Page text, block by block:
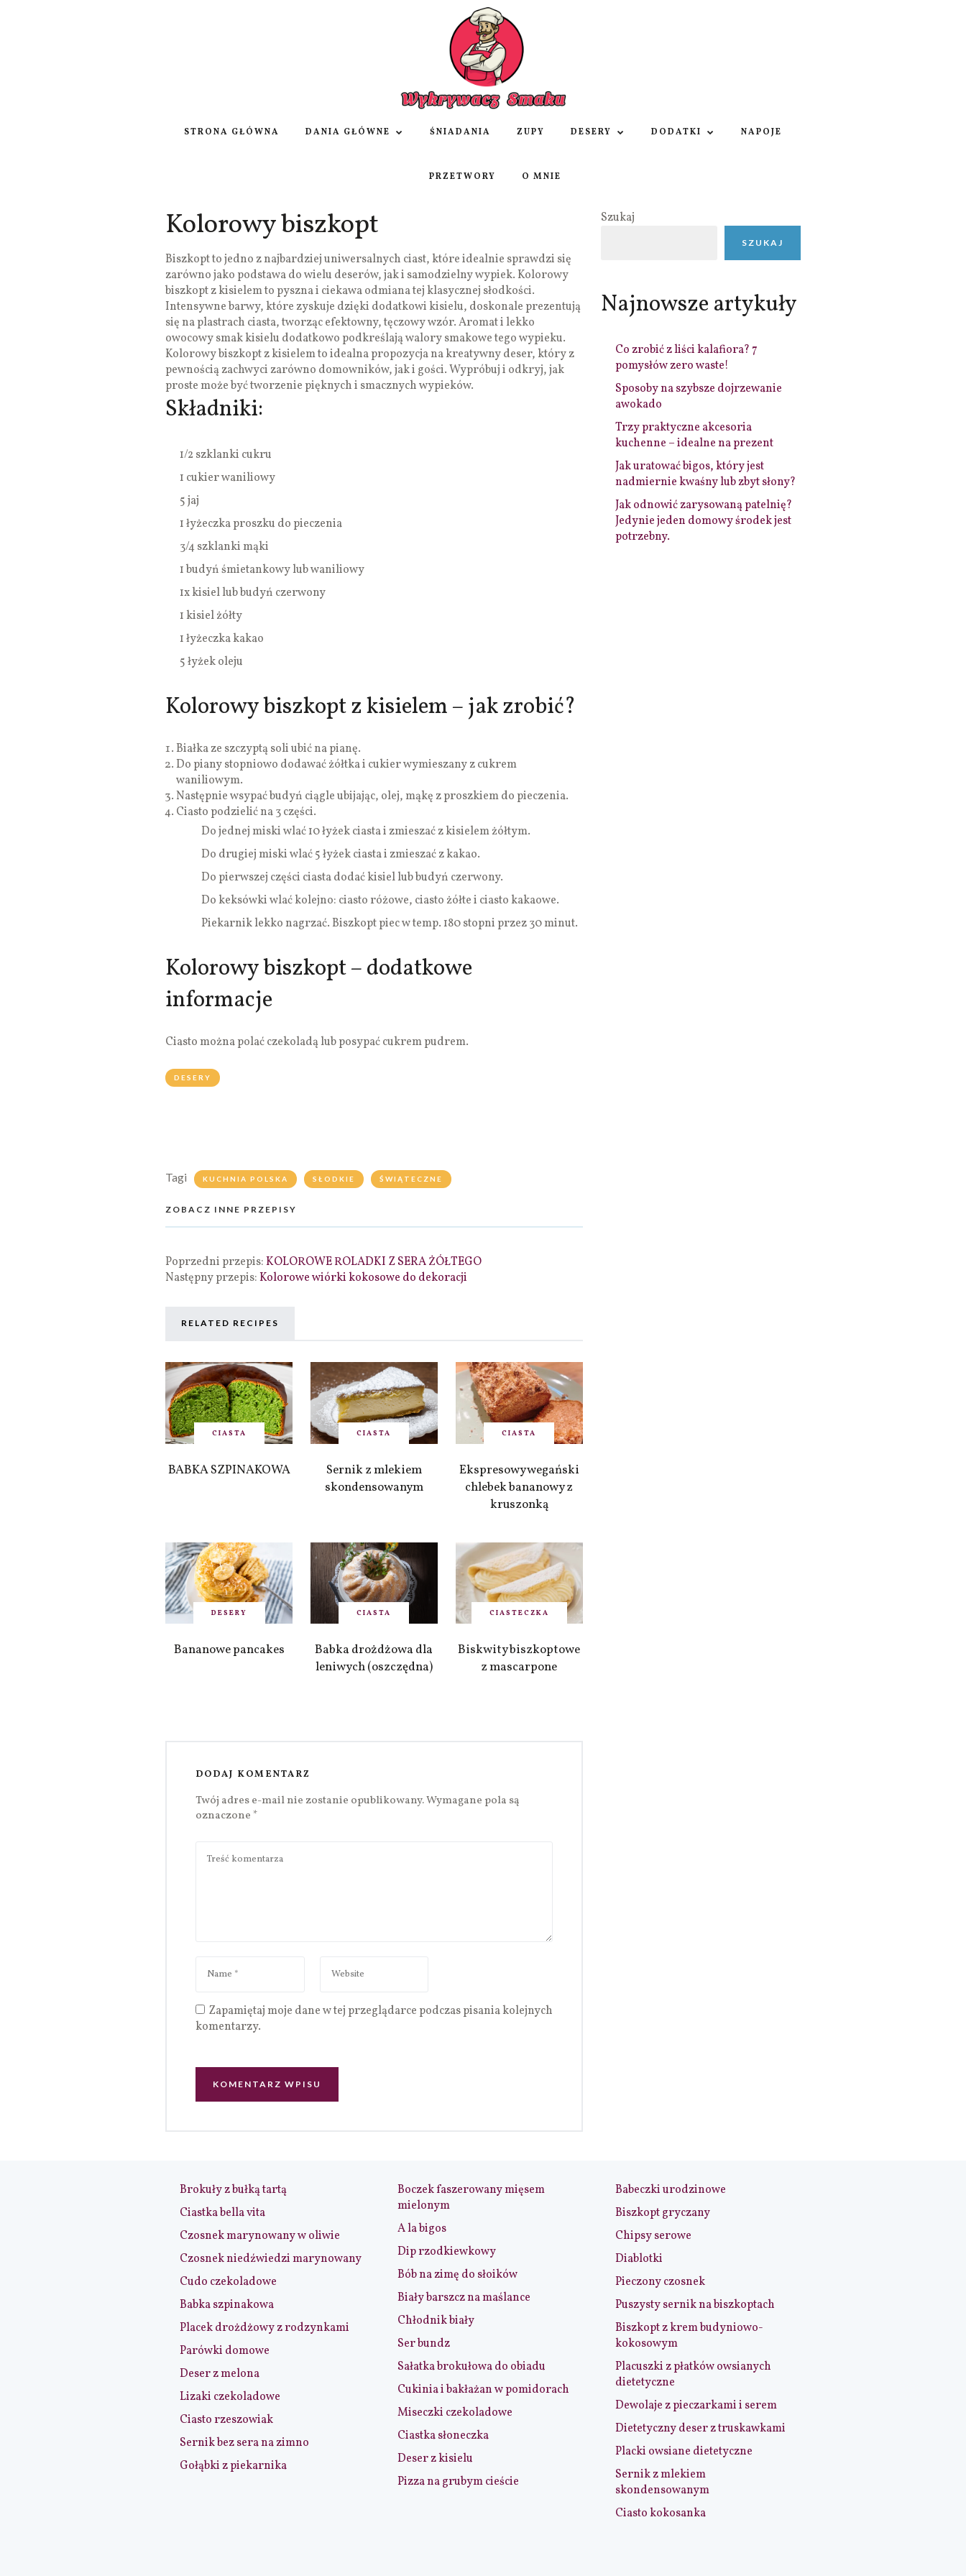
STRONA GŁÓWNA DANIA GŁÓWNE ŚNIADANIA ZUPY DESERY DODATKI NAPOJE
PRZETWORY O MNIE
Kolorowy biszkopt
Biszkopt to jedno z najbardziej uniwersalnych ciast, które idealnie sprawdzi się
zarówno jako podstawa do wielu deserów, jak i samodzielny wypiek. Kolorowy
biszkopt z kisielem to pyszna i ciekawa odmiana tej klasycznej słodkości.
Intensywne barwy, które zyskuje dzięki dodatkowi kisielu, doskonale prezentują
się na plastrach ciasta, tworząc efektowny, tęczowy wzór. Aromat i lekko
owocowy smak kisielu dodatkowo podkreślają walory smakowe tego wypieku.
Kolorowy biszkopt z kisielem to idealna propozycja na kreatywny deser, który z
pewnością zachwyci zarówno domowników, jak i gości. Wypróbuj i odkryj, jak
proste może być tworzenie pięknych i smacznych wypieków.
Składniki:
1/2 szklanki cukru
1 cukier waniliowy
5 jaj
1 łyżeczka proszku do pieczenia
3/4 szklanki mąki
1 budyń śmietankowy lub waniliowy
1x kisiel lub budyń czerwony
1 kisiel żółty
1 łyżeczka kakao
5 łyżek oleju
Kolorowy biszkopt z kisielem – jak zrobić?
Białka ze szczyptą soli ubić na pianę.
Do piany stopniowo dodawać żółtka i cukier wymieszany z cukrem
waniliowym.
Następnie wsypać budyń ciągle ubijając, olej, mąkę z proszkiem do pieczenia.
Ciasto podzielić na 3 części.
Do jednej miski wlać 10 łyżek ciasta i zmieszać z kisielem żółtym.
Do drugiej miski wlać 5 łyżek ciasta i zmieszać z kakao.
Do pierwszej części ciasta dodać kisiel lub budyń czerwony.
Do keksówki wlać kolejno: ciasto różowe, ciasto żółte i ciasto kakaowe.
Piekarnik lekko nagrzać. Biszkopt piec w temp. 180 stopni przez 30 minut.
Kolorowy biszkopt – dodatkowe
informacje
Ciasto można polać czekoladą lub posypać cukrem pudrem.
DESERY
Tagi KUCHNIA POLSKA SŁODKIE ŚWIĄTECZNE
ZOBACZ INNE PRZEPISY
Poprzedni przepis:KOLOROWE ROLADKI Z SERA ŻÓŁTEGO
Następny przepis:Kolorowe wiórki kokosowe do dekoracji
RELATED RECIPES
CIASTA
BABKA SZPINAKOWA
CIASTA
Sernik z mlekiem
skondensowanym
CIASTA
Ekspresowy wegański
chlebek bananowy z
kruszonką
DESERY
Bananowe pancakes
CIASTA
Babka drożdżowa dla
leniwych (oszczędna)
CIASTECZKA
Biskwity biszkoptowe
z mascarpone
DODAJ KOMENTARZ
Twój adres e-mail nie zostanie opublikowany.Wymagane pola są
oznaczone *
Zapamiętaj moje dane w tej przeglądarce podczas pisania kolejnych
komentarzy.
Szukaj
SZUKAJ
Najnowsze artykuły
Co zrobić z liści kalafiora? 7
pomysłów zero waste!
Sposoby na szybsze dojrzewanie
awokado
Trzy praktyczne akcesoria
kuchenne – idealne na prezent
Jak uratować bigos, który jest
nadmiernie kwaśny lub zbyt słony?
Jak odnowić zarysowaną patelnię?
Jedynie jeden domowy środek jest
potrzebny.
Brokuły z bułką tartą
Ciastka bella vita
Czosnek marynowany w oliwie
Czosnek niedźwiedzi marynowany
Cudo czekoladowe
Babka szpinakowa
Placek drożdżowy z rodzynkami
Parówki domowe
Deser z melona
Lizaki czekoladowe
Ciasto rzeszowiak
Sernik bez sera na zimno
Gołąbki z piekarnika
Boczek faszerowany mięsem
mielonym
A la bigos
Dip rzodkiewkowy
Bób na zimę do słoików
Biały barszcz na maślance
Chłodnik biały
Ser bundz
Sałatka brokułowa do obiadu
Cukinia i bakłażan w pomidorach
Miseczki czekoladowe
Ciastka słoneczka
Deser z kisielu
Pizza na grubym cieście
Babeczki urodzinowe
Biszkopt gryczany
Chipsy serowe
Diablotki
Pieczony czosnek
Puszysty sernik na biszkoptach
Biszkopt z krem budyniowo-
kokosowym
Placuszki z płatków owsianych
dietetyczne
Dewolaje z pieczarkami i serem
Dietetyczny deser z truskawkami
Placki owsiane dietetyczne
Sernik z mlekiem
skondensowanym
Ciasto kokosanka